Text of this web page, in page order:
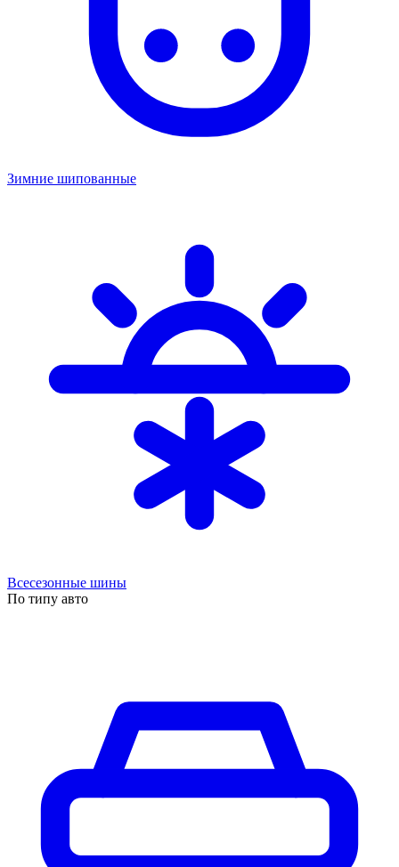
Зимние шипованные
Всесезонные шины
По типу авто